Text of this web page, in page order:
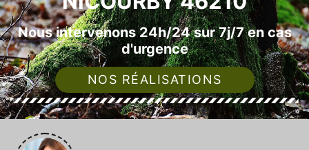
Nous intervenons 24h/24 sur 7j/7 en cas
d'urgence
NOS RÉALISATIONS